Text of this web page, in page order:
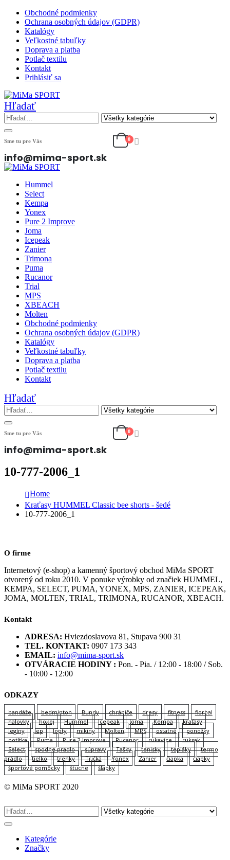
Obchodné podmienky
Ochrana osobných údajov (GDPR)
Katalógy
Veľkostné tabuľky
Doprava a platba
Potlač textilu
Kontakt
Prihlásiť sa
Hľadať
Sme tu pre Vás
info@mima-sport.sk
0
Hummel
Select
Kempa
Yonex
Pure 2 Improve
Joma
Icepeak
Zanier
Trimona
Puma
Rucanor
Trial
MPS
XBEACH
Molten
Obchodné podmienky
Ochrana osobných údajov (GDPR)
Katalógy
Veľkostné tabuľky
Doprava a platba
Potlač textilu
Kontakt
Hľadať
Sme tu pre Vás
info@mima-sport.sk
0
10-777-2006_1
Home
Kraťasy HUMMEL Classic bee shorts - šedé
10-777-2006_1
O firme
Internetový (e-shop) a kamenný športový obchod MiMa SPORT
otvorený od roku 2010. V ponuke výrobky od značiek HUMMEL,
KEMPA, SELECT, PUMA, YONEX, MPS, ZANIER, ICEPEAK,
JOMA, MOLTEN, TRIAL, TRIMONA, RUCANOR, XBEACH.
Kontakt
ADRESA: Hviezdoslavova 81, Stupava 900 31
TEL. KONTAKT: 0907 173 343
EMAIL: info@mima-sport.sk
OTVÁRACIE HODINY : Pon. - Pia. / 12:00 - 18:00 / Sob.
- 10:00 - 12:00
ODKAZY
bandáže bedminton Bundy chrániče dresy fitness
florbal
halovky
hokej Hummel Icepeak Joma Kempa
kraťasy
legíny
lep lopty mikiny Molten MPS ostatné
ponožky
potítka
Puma Pure 2 Improve Rucanor rukavice
ruksak
Select
spodne pradlo súpravy Tašky tenisky tepláky
termo
prádlo
tielko trenky Tričká Yonex Zanier čiapka
čiapky
športové pomôcky
štucne šľapky
© MiMa SPORT 2020
Kategórie
Značky